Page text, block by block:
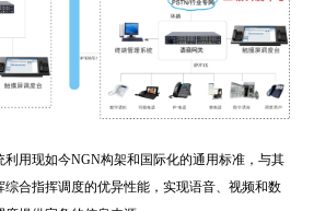
利用现如今NGN构架和国际化的通用标准，与其
合指挥调度的优异性能，实现语音、视频和数